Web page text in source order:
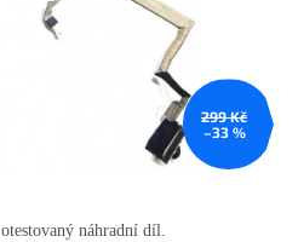
299 Kč
–33 %
otestovaný náhradní díl.